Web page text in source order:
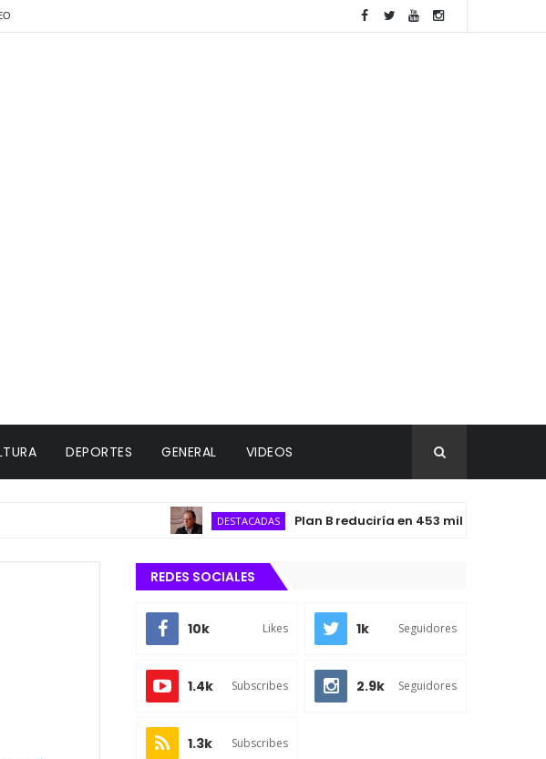
DEPORTES GENERAL VIDEOS
DESTACADAS Plan B reduciría en 453 millones de pesos el
REDES SOCIALES
10k Likes 1k Seguidores
1.4k Subscribes 2.9k Seguidores
1.3k Subscribes